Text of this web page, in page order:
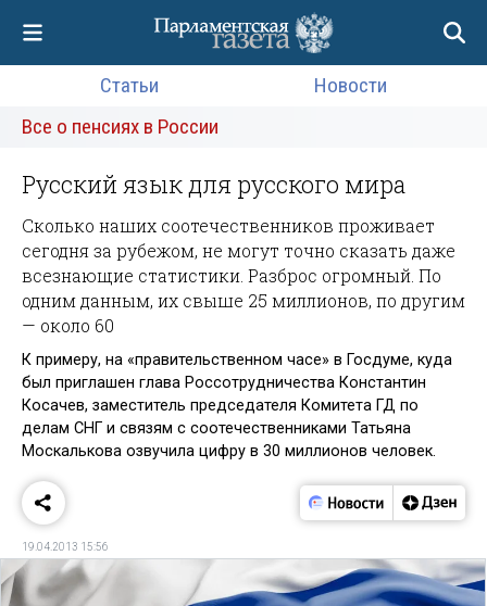
Статьи
Новости
Все о пенсиях в России
Русский язык для русского мира
Сколько наших соотечественников проживает
сегодня за рубежом, не могут точно сказать даже
всезнающие статистики. Разброс огромный. По
одним данным, их свыше 25 миллионов, по другим
— около 60
К примеру, на «правительственном часе» в Госдуме, куда
был приглашен глава Россотрудничества Константин
Косачев, заместитель председателя Комитета ГД по
делам СНГ и связям с соотечественниками Татьяна
Москалькова озвучила цифру в 30 миллионов человек.
19.04.2013 15:56